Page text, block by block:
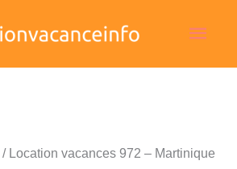
/ Location vacances 972 – Martinique